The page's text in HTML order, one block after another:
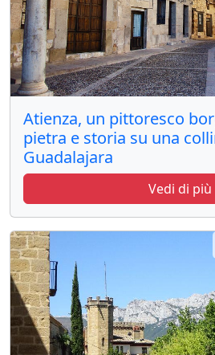
Atienza, un pittoresco
pietra e storia su una
Guadalajara
Vedi di più